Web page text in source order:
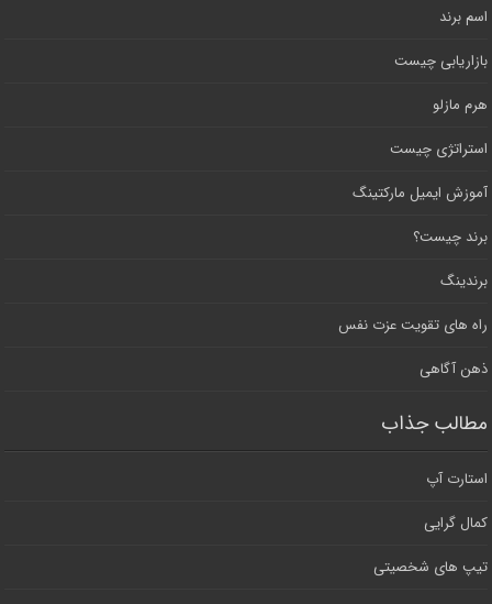
اسم برند
بازاریابی چیست
هرم مازلو
استراتژی چیست
آموزش ایمیل مارکتینگ
برند چیست؟
برندینگ
راه های تقویت عزت نفس
ذهن آگاهی
مطالب جذاب
استارت آپ
کمال گرایی
تیپ های شخصیتی